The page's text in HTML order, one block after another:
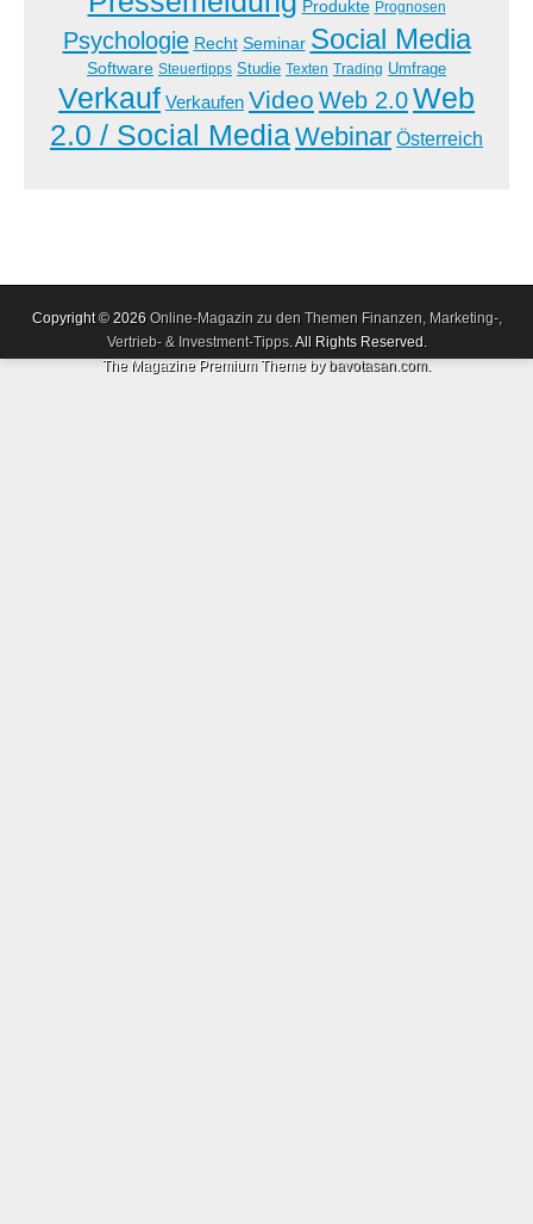
Produkte Prognosen
Psychologie Recht Seminar Social Media
Software Steuertipps Studie Texten Trading Umfrage
Verkauf Verkaufen Video Web 2.0Web
2.0 / Social MediaWebinar Österreich
Copyright © 2026 Online-Magazin zu den Themen Finanzen, Marketing-,
Vertrieb- & Investment-Tipps. All Rights Reserved.
The Magazine Premium Theme by bavotasan.com.